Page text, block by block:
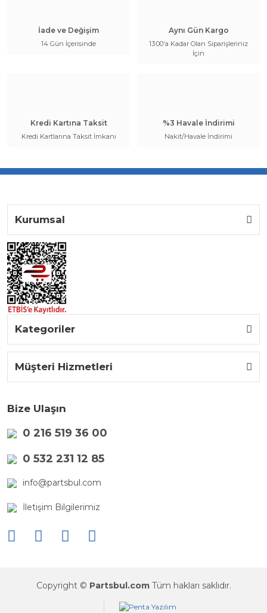
İade ve Değişim
14 Gün İçerisinde
Aynı Gün Kargo
13:00'a Kadar Olan Siparişleriniz
İçin
Kredi Kartına Taksit
Kredi Kartlarına Taksit İmkanı
%3 Havale İndirimi
Nakit/Havale İndirimi
Kurumsal
Kategoriler
Müşteri Hizmetleri
Bize Ulaşın
0 216 519 36 00
0 532 231 12 85
info@partsbul.com
İletişim Bilgilerimiz
Copyright © Partsbul.com Tüm hakları saklıdır.